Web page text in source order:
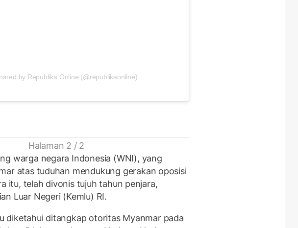
by Republika Online (@republikaonline)
Halaman 2 / 2
warga negara Indonesia (WNI), yang
atas tuduhan mendukung gerakan oposisi
itu, telah divonis tujuh tahun penjara,
Luar Negeri (Kemlu) RI.
diketahui ditangkap otoritas Myanmar pada